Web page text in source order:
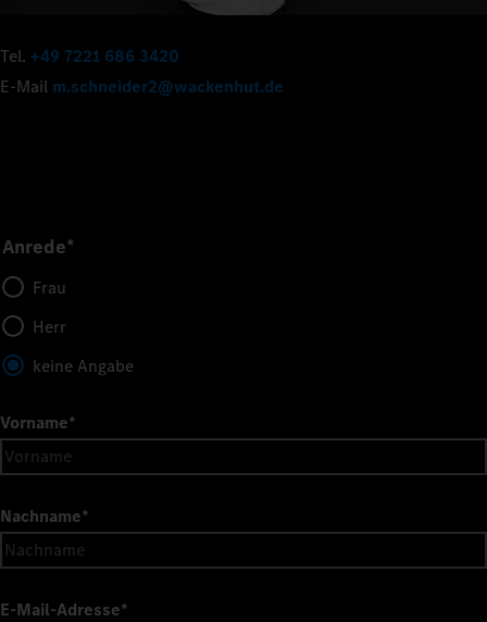
Tel. +49 7221 686 3420
E-Mail m.schneider2@wackenhut.de
Anrede*
Frau
Herr
keine Angabe
Vorname*
Nachname*
E-Mail-Adresse*